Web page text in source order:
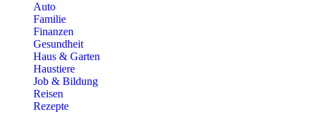
Auto
Familie
Finanzen
Gesundheit
Haus & Garten
Haustiere
Job & Bildung
Reisen
Rezepte